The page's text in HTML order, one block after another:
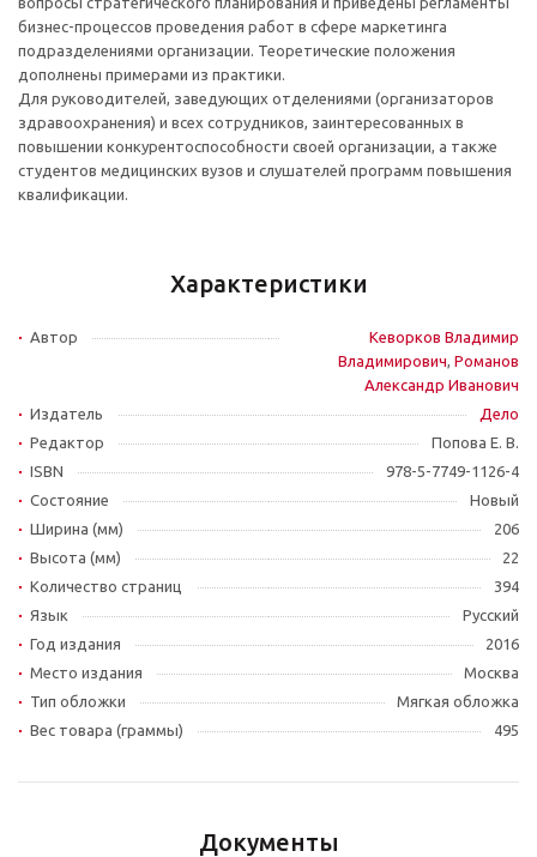
бизнес-процессов проведения работ в сфере маркетинга
подразделениями организации. Теоретические положения
дополнены примерами из практики.
Для руководителей, заведующих отделениями (организаторов
здравоохранения) и всех сотрудников, заинтересованных в
повышении конкурентоспособности своей организации, а также
студентов медицинских вузов и слушателей программ повышения
квалификации.
Характеристики
Автор
Кеворков Владимир
Владимирович, Романов
Александр Иванович
Издатель
Дело
Редактор
Попова Е. В.
ISBN
978-5-7749-1126-4
Состояние
Новый
Ширина (мм)
206
Высота (мм)
22
Количество страниц
394
Язык
Русский
Год издания
2016
Место издания
Москва
Тип обложки
Мягкая обложка
Вес товара (граммы)
495
Документы